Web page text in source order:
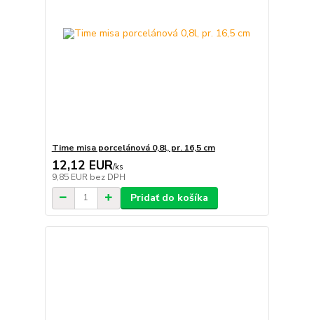
Time misa porcelánová 0,8l, pr. 16,5 cm
12,12 EUR/ks
9,85 EUR bez DPH
Pridať do košíka